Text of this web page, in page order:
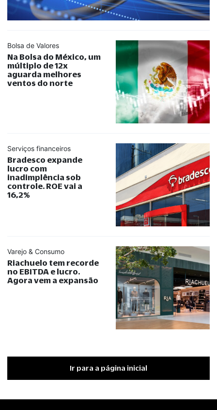
Bolsa de Valores
Na Bolsa do México, um
múltiplo de 12x
aguarda melhores
ventos do norte
Serviços financeiros
Bradesco expande
lucro com
inadimplência sob
controle. ROE vai a
16,2%
Varejo & Consumo
Riachuelo tem recorde
no EBITDA e lucro.
Agora vem a expansão
Ir para a página inicial